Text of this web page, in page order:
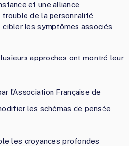
et une alliance
de la personnalité
cibler les symptômes associés
approches ont montré leur
l’Association Française de
les schémas de pensée
les croyances profondes